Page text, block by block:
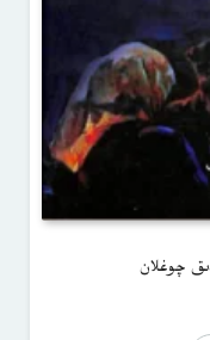
چوغلان